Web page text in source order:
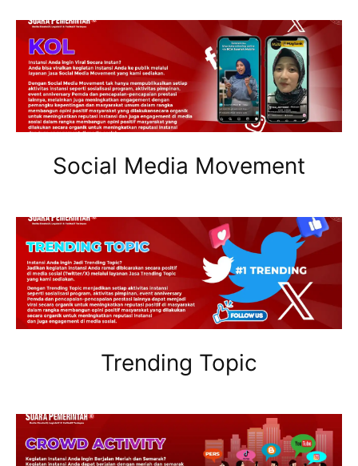
Social Media Movement
Trending Topic